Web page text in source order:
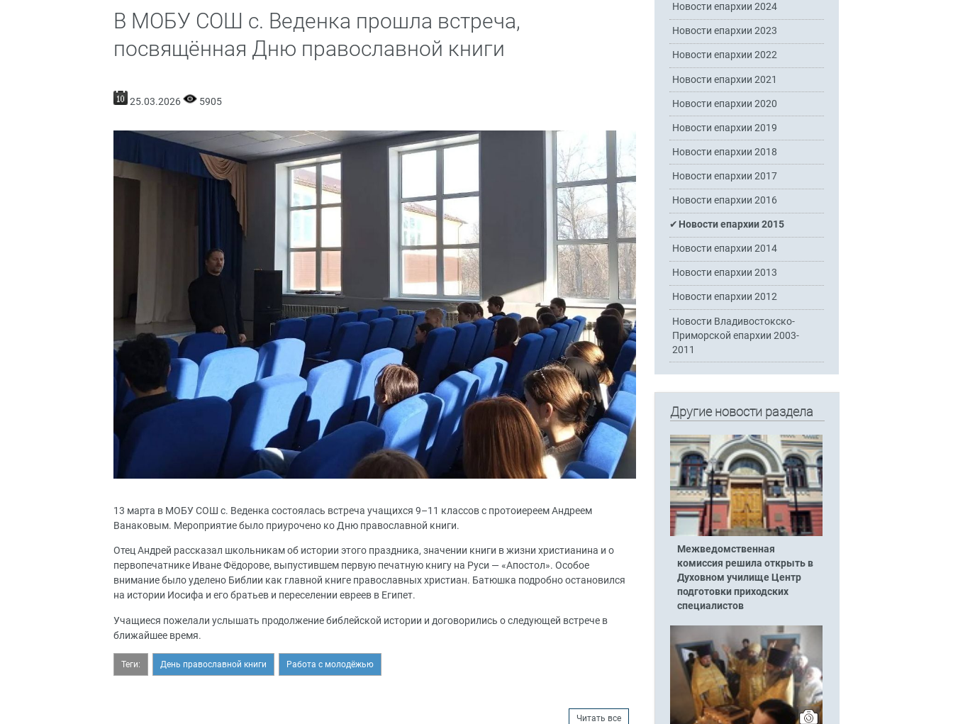
В МОБУ СОШ с. Веденка прошла встреча,
посвящённая Дню православной книги
25.03.2026 5905
13 марта в МОБУ СОШ с. Веденка состоялась встреча учащихся 9–11 классов с протоиереем Андреем
Ванаковым. Мероприятие было приурочено ко Дню православной книги.
Отец Андрей рассказал школьникам об истории этого праздника, значении книги в жизни христианина и о
первопечатнике Иване Фёдорове, выпустившем первую печатную книгу на Руси — «Апостол». Особое
внимание было уделено Библии как главной книге православных христиан. Батюшка подробно остановился
на истории Иосифа и его братьев и переселении евреев в Египет.
Учащиеся пожелали услышать продолжение библейской истории и договорились о следующей встрече в
ближайшее время.
Теги: День православной книги Работа с молодёжью
Читать все
Новости епархии 2024
Новости епархии 2023
Новости епархии 2022
Новости епархии 2021
Новости епархии 2020
Новости епархии 2019
Новости епархии 2018
Новости епархии 2017
Новости епархии 2016
Новости епархии 2015
Новости епархии 2014
Новости епархии 2013
Новости епархии 2012
Новости Владивостокско-
Приморской епархии 2003-
2011
Другие новости раздела
Межведомственная
комиссия решила открыть в
Духовном училище Центр
подготовки приходских
специалистов